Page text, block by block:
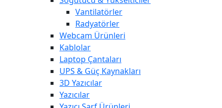
Vantilatörler
Radyatörler
Webcam Ürünleri
Kablolar
Laptop Çantaları
UPS & Güç Kaynakları
3D Yazıcılar
Yazıcılar